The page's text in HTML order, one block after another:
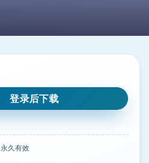
登录后下载
永久有效